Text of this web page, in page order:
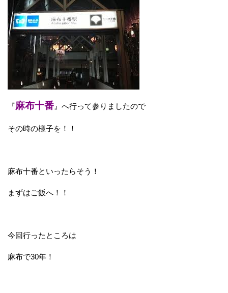
『麻布十番 』へ行って参りましたので
その時の様子を！！
麻布十番といったらそう！
まずはご飯へ！！
今回行ったところは
麻布で30年！